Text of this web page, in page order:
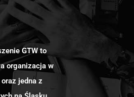
GTW to
organizacja w
jedna z